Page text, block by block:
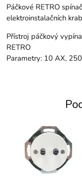
Páčkové RETRO
elektroinstalačních
Přístroj páčkový
RETRO
Parametry: 10 AX,